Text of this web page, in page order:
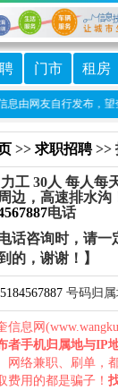
门市 租房
由网友自行发布，望
>> 求职招聘>>
工 30人 每人每
边，高速排水沟
电话
电话咨询时，请
的，谢谢！】
号码归
信息网
者手机归属地与IP
网络兼职、刷单，
费用的都是骗子！